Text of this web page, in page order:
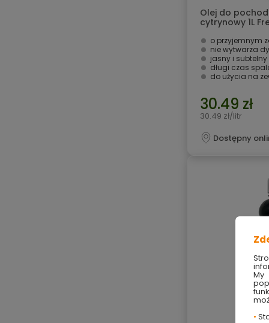
Olej do
cytrynowy 1L
o przyjemnym
nie wytwarza
jasny i subtelny
długi czas
do użycia na
30.49 zł
30.49 zł/litr
Dostępny
My
•